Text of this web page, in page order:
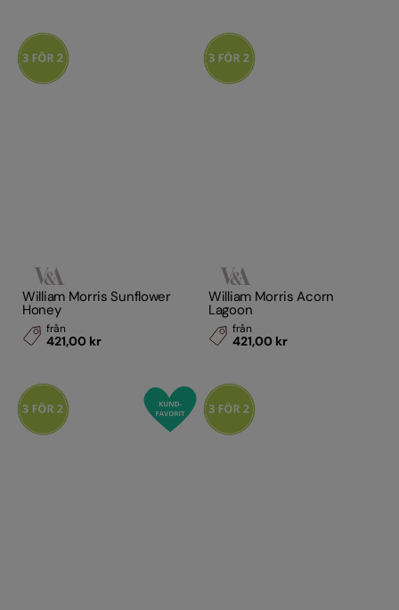
William Morris Sunflower
Honey
från
421,00 kr
William Morris Acorn
Lagoon
från
421,00 kr